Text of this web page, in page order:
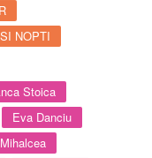
NOPTI
Stoica
Eva Danciu